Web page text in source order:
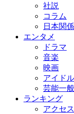
社説
コラム
日本関
エンタメ
ドラマ
音楽
映画
アイドル
芸能一般
ランキング
アクセス